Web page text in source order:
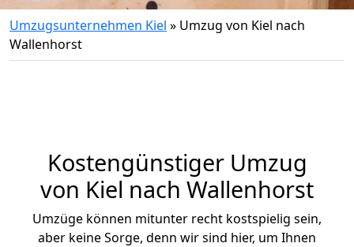
Umzugsunternehmen Kiel » Umzug von Kiel nach
Wallenhorst
Kostengünstiger Umzug
von Kiel nach Wallenhorst
Umzüge können mitunter recht kostspielig sein,
aber keine Sorge, denn wir sind hier, um Ihnen